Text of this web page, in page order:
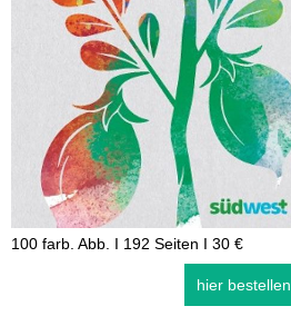
100 farb. Abb. I 192 Seiten I 30 €
hier bestellen